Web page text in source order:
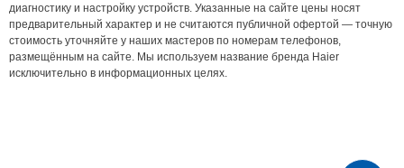
диагностику и настройку устройств. Указанные на сайте цены носят
предварительный характер и не считаются публичной офертой — точную
стоимость уточняйте у наших мастеров по номерам телефонов,
размещённым на сайте. Мы используем название бренда Haier
исключительно в информационных целях.